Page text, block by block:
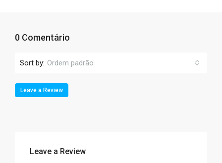
0 Comentário
Sort by: Ordem padrão
Leave a Review
Leave a Review